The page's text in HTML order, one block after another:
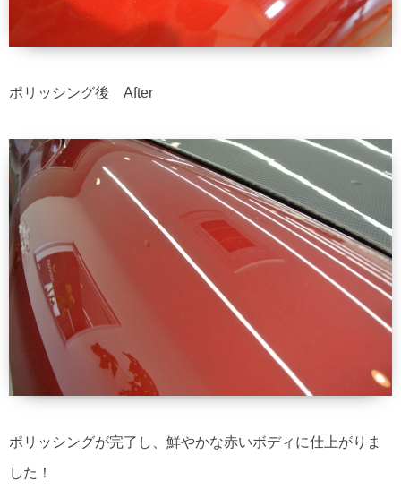
ポリッシング後 After
ポリッシングが完了し、鮮やかな赤いボディに仕上がりま
した！